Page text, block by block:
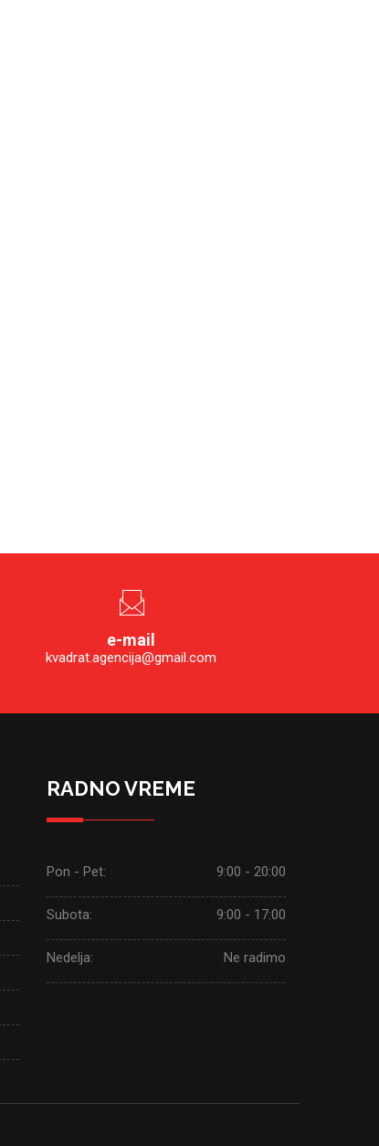
e-mail
kvadrat.agencija@gmail.com
RADNO VREME
Pon - Pet: 9:00 - 20:00
Subota: 9:00 - 17:00
Nedelja: Ne radimo